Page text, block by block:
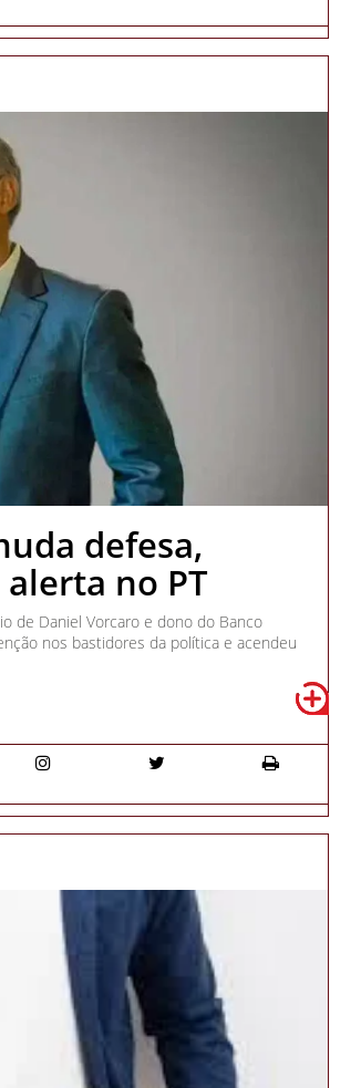
defesa,
no PT
de Daniel Vorcaro e dono do Banco
nos bastidores da política e acendeu